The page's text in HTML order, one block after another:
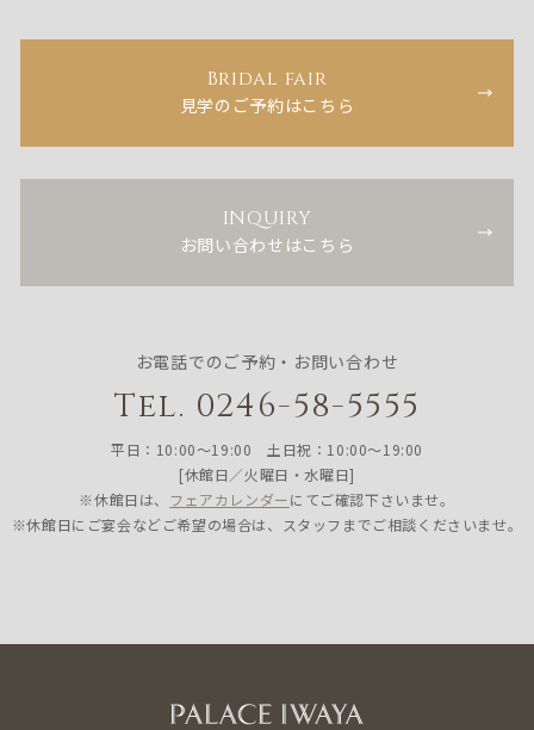
Bridal fair
見学のご予約はこちら
INQUIRY
お問い合わせはこちら
お電話でのご予約・お問い合わせ
Tel. 0246-58-5555
平日：10:00〜19:00 土日祝：10:00〜19:00
[休館日／火曜日・水曜日]
※休館日は、 フェアカレンダーにてご確認下さいませ。
※休館日にご宴会などご希望の場合は、スタッフまでご相談くださいませ。